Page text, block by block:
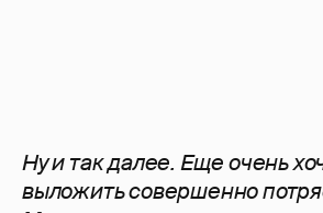
Ну и так далее. Еще очень
выложить совершенно